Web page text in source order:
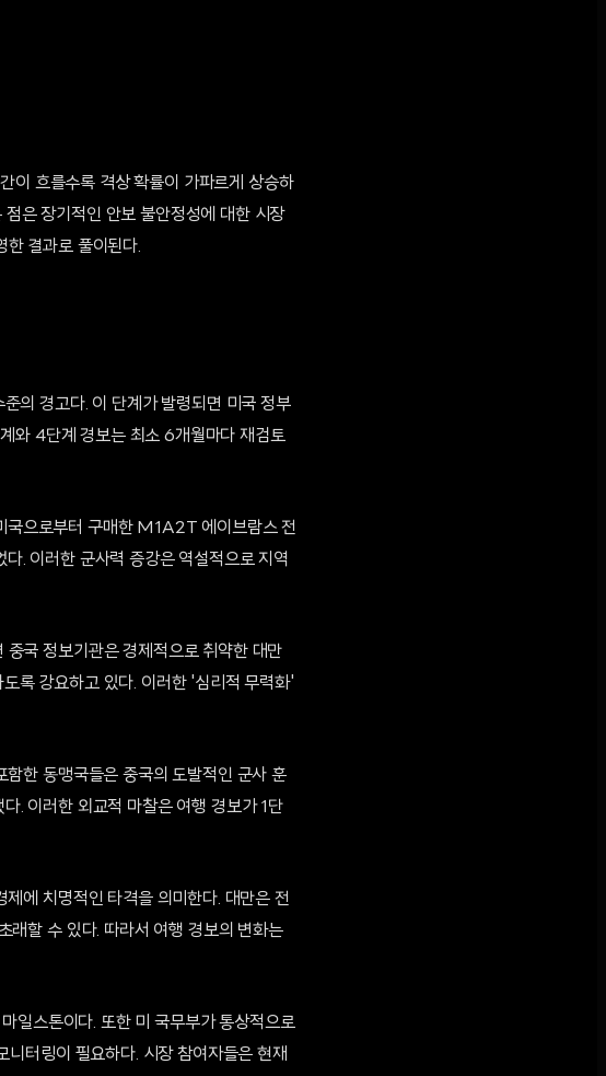
이 흐를수록 격상 확률이 가파르게 상승하
은 장기적인 안보 불안정성에 대한 시장
한 결과로 풀이된다.
의 경고다. 이 단계가 발령되면 미국 정부
와 4단계 경보는 최소 6개월마다 재검토
으로부터 구매한 M1A2T 에이브람스 전
. 이러한 군사력 증강은 역설적으로 지역
국 정보기관은 경제적으로 취약한 대만
록 강요하고 있다. 이러한 '심리적 무력화'
한 동맹국들은 중국의 도발적인 군사 훈
. 이러한 외교적 마찰은 여행 경보가 1단
에 치명적인 타격을 의미한다. 대만은 전
래할 수 있다. 따라서 여행 경보의 변화는
일스톤이다. 또한 미 국무부가 통상적으로
니터링이 필요하다. 시장 참여자들은 현재